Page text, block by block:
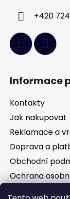
+420
Informace
Kontakty
Jak nakupovat
Reklamace a
Doprava a
Obchodní
Ochrana